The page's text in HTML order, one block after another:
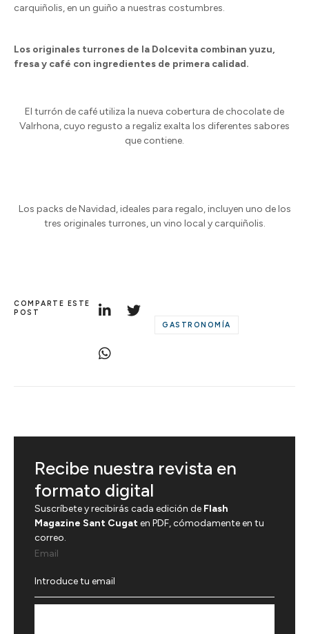
carquiñolis, en un guiño a nuestras costumbres.
Los originales turrones de la Dolcevita combinan yuzu,
fresa y café con ingredientes de primera calidad.
El turrón de café utiliza la nueva cobertura de chocolate de
Valrhona, cuyo regusto a regaliz exalta los diferentes sabores
que contiene.
Los packs de Navidad, ideales para regalo, incluyen uno de los
tres originales turrones, un vino local y carquiñolis.
COMPARTE ESTE
POST
GASTRONOMÍA
Recibe nuestra revista en
formato digital
Suscríbete y recibirás cada edición de Flash
Magazine Sant Cugaten PDF, cómodamente en tu
correo.
Email